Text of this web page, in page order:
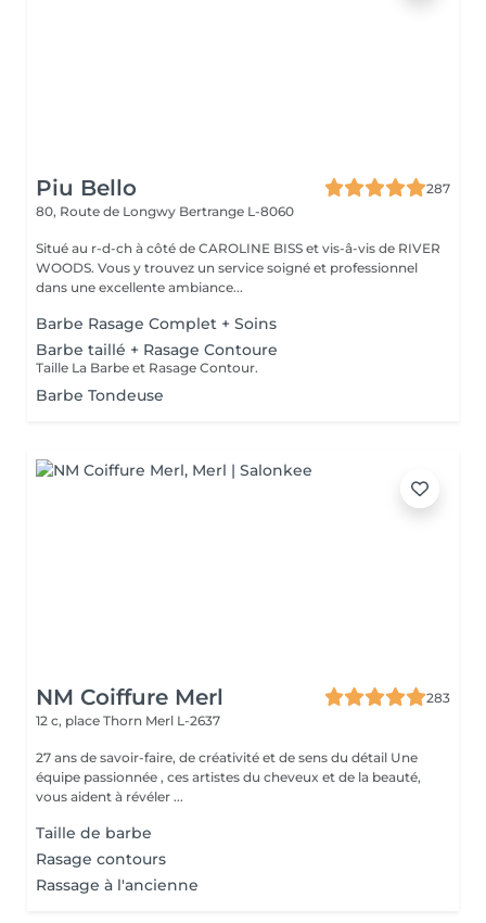
Piu Bello
287
80, Route de Longwy Bertrange L-8060
Situé au r-d-ch à côté de CAROLINE BISS et vis-â-vis de RIVER
WOODS. Vous y trouvez un service soigné et professionnel
dans une excellente ambiance...
Barbe Rasage Complet + Soins
Barbe taillé + Rasage Contoure
Taille La Barbe et Rasage Contour.
Barbe Tondeuse
NM Coiffure Merl
283
12 c, place Thorn Merl L-2637
27 ans de savoir-faire, de créativité et de sens du détail Une
équipe passionnée , ces artistes du cheveux et de la beauté,
vous aident à révéler ...
Taille de barbe
Rasage contours
Rassage à l'ancienne